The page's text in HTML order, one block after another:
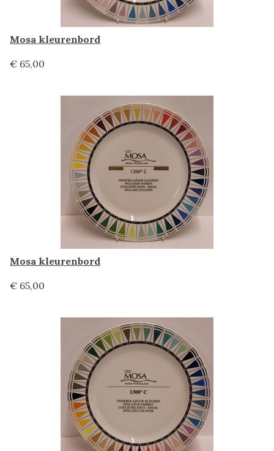
Mosa kleurenbord
€ 65,00
Mosa kleurenbord
€ 65,00